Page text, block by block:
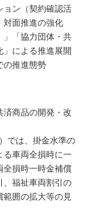
ョン（契約確認活
対面推進の強化
」「協力団体・共
による推進展開
の推進態勢
済商品の開発・改
では、掛金水準の
る車両全損時に一
全損時一時金補償
、福祉車両割引の
範囲の拡大等の見